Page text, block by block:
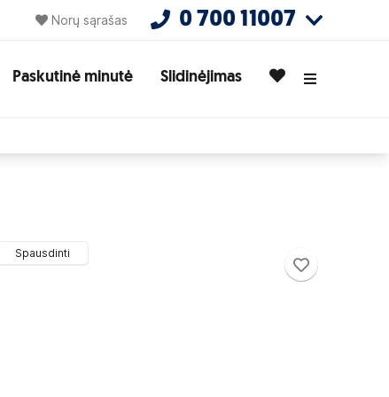
Norų sąrašas 0 700 11007
Paskutinė minutė Slidinėjimas
Spausdinti